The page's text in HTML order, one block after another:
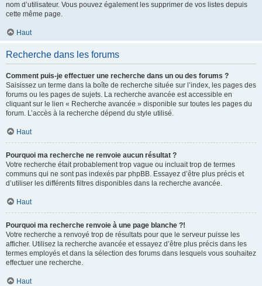
nom d’utilisateur. Vous pouvez également les supprimer de vos listes depuis
cette même page.
Haut
Recherche dans les forums
Comment puis-je effectuer une recherche dans un ou des forums ?
Saisissez un terme dans la boîte de recherche située sur l’index, les pages des
forums ou les pages de sujets. La recherche avancée est accessible en
cliquant sur le lien « Recherche avancée » disponible sur toutes les pages du
forum. L’accès à la recherche dépend du style utilisé.
Haut
Pourquoi ma recherche ne renvoie aucun résultat ?
Votre recherche était probablement trop vague ou incluait trop de termes
communs qui ne sont pas indexés par phpBB. Essayez d’être plus précis et
d’utiliser les différents filtres disponibles dans la recherche avancée.
Haut
Pourquoi ma recherche renvoie à une page blanche ?!
Votre recherche a renvoyé trop de résultats pour que le serveur puisse les
afficher. Utilisez la recherche avancée et essayez d’être plus précis dans les
termes employés et dans la sélection des forums dans lesquels vous souhaitez
effectuer une recherche.
Haut